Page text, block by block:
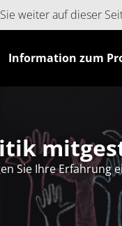
weiter auf dieser
Information zum
Sie Ihre Erfahrung